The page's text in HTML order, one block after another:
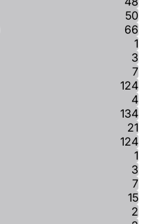
50
66
1
3
7
124
4
134
21
124
1
3
7
15
2